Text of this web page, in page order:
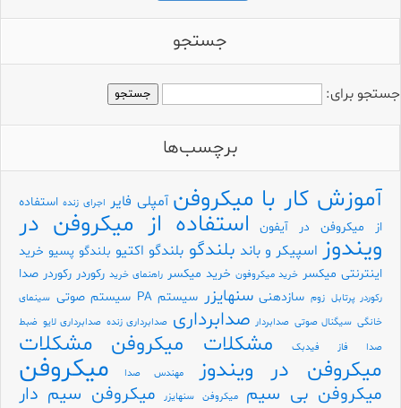
جستجو
جستجو برای:
برچسب‌ها
آموزش کار با میکروفن آمپلی فایر اجرای زنده استفاده
از میکروفن در آیفون
استفاده از میکروفن در
ویندوز اسپیکر و باند بلندگو بلندگو اکتیو بلندگو پسیو خرید
اینترنتی میکسر خرید میکروفون خرید میکسر راهنمای خرید رکوردر رکوردر صدا
رکوردر پرتابل زوم سازدهنی سنهایزر سیستم PA سیستم صوتی سینمای
خانگی سیگنال صوتی صدابردار صدابرداری صدابرداری زنده صدابرداری لایو ضبط
صدا
فاز فیدبک مشکلات میکروفن
مشکلات
میکروفن در ویندوز
مهندس صدا میکروفن
میکروفن بی سیم میکروفن سنهایزر میکروفن سیم دار